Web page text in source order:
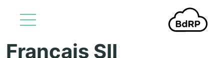
Aller au contenu principal
Français SII